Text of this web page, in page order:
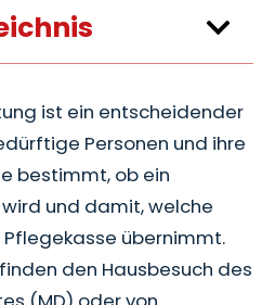
ist ein entscheidender
Personen und ihre
bestimmt, ob ein
und damit, welche
übernimmt.
den Hausbesuch des